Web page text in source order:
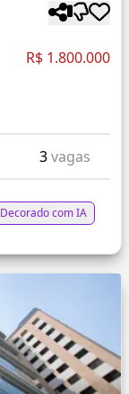
R$ 1.800.000
3vagas
Decorado com IA